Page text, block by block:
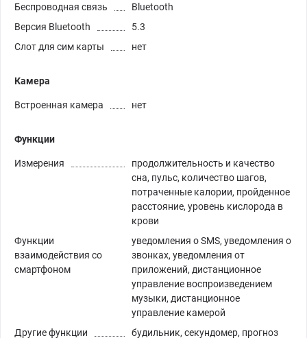
Беспроводная связь
Bluetooth
Версия Bluetooth
5.3
Слот для сим карты
нет
Камера
Встроенная камера нет
Функции
Измерения
продолжительность и качество
сна, пульс, количество шагов,
потраченные калории, пройденное
расстояние, уровень кислорода в
крови
Функции
взаимодействия со
смартфоном
уведомления о SMS, уведомления о
звонках, уведомления от
приложений, дистанционное
управление воспроизведением
музыки, дистанционное
управление камерой
Другие функции
будильник, секундомер, прогноз